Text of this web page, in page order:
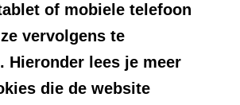
of mobiele telefoon
vervolgens te
Hieronder lees je meer
die de website